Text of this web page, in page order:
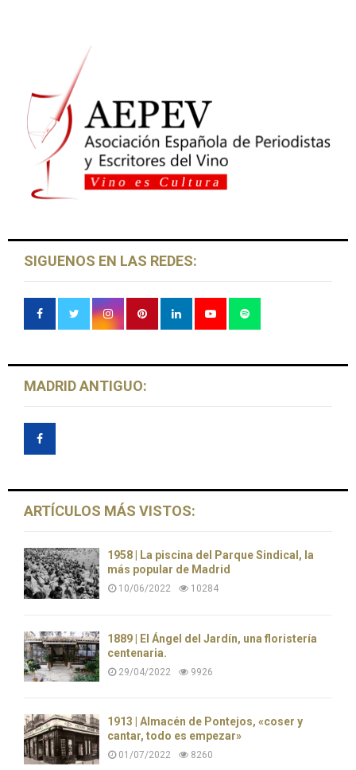
SIGUENOS EN LAS REDES:
MADRID ANTIGUO:
ARTÍCULOS MÁS VISTOS:
1958 | La piscina del Parque Sindical, la
más popular de Madrid
10/06/2022 10284
1889 | El Ángel del Jardín, una floristería
centenaria.
29/04/2022 9926
1913 | Almacén de Pontejos, «coser y
cantar, todo es empezar»
01/07/2022 8260